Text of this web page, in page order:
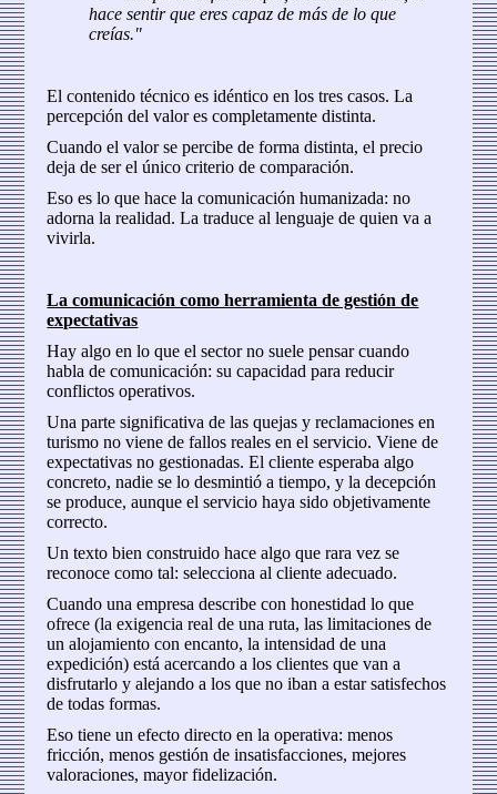
hace sentir que eres capaz de más de lo que
creías."
El contenido técnico es idéntico en los tres casos. La
percepción del valor es completamente distinta.
Cuando el valor se percibe de forma distinta, el precio
deja de ser el único criterio de comparación.
Eso es lo que hace la comunicación humanizada: no
adorna la realidad. La traduce al lenguaje de quien va a
vivirla.
La comunicación como herramienta de gestión de
expectativas
Hay algo en lo que el sector no suele pensar cuando
habla de comunicación: su capacidad para reducir
conflictos operativos.
Una parte significativa de las quejas y reclamaciones en
turismo no viene de fallos reales en el servicio. Viene de
expectativas no gestionadas. El cliente esperaba algo
concreto, nadie se lo desmintió a tiempo, y la decepción
se produce, aunque el servicio haya sido objetivamente
correcto.
Un texto bien construido hace algo que rara vez se
reconoce como tal: selecciona al cliente adecuado.
Cuando una empresa describe con honestidad lo que
ofrece (la exigencia real de una ruta, las limitaciones de
un alojamiento con encanto, la intensidad de una
expedición) está acercando a los clientes que van a
disfrutarlo y alejando a los que no iban a estar satisfechos
de todas formas.
Eso tiene un efecto directo en la operativa: menos
fricción, menos gestión de insatisfacciones, mejores
valoraciones, mayor fidelización.